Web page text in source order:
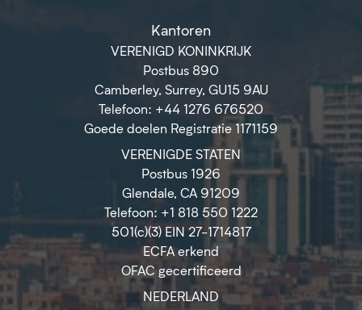
Kantoren
VERENIGD KONINKRIJK
Postbus 890
Camberley, Surrey, GU15 9AU
Telefoon: +44 1276 676520
Goede doelen Registratie 1171159
VERENIGDE STATEN
Postbus 1926
Glendale, CA 91209
Telefoon: +1 818 550 1222
501(c)(3) EIN 27-1714817
ECFA erkend
OFAC gecertificeerd
NEDERLAND